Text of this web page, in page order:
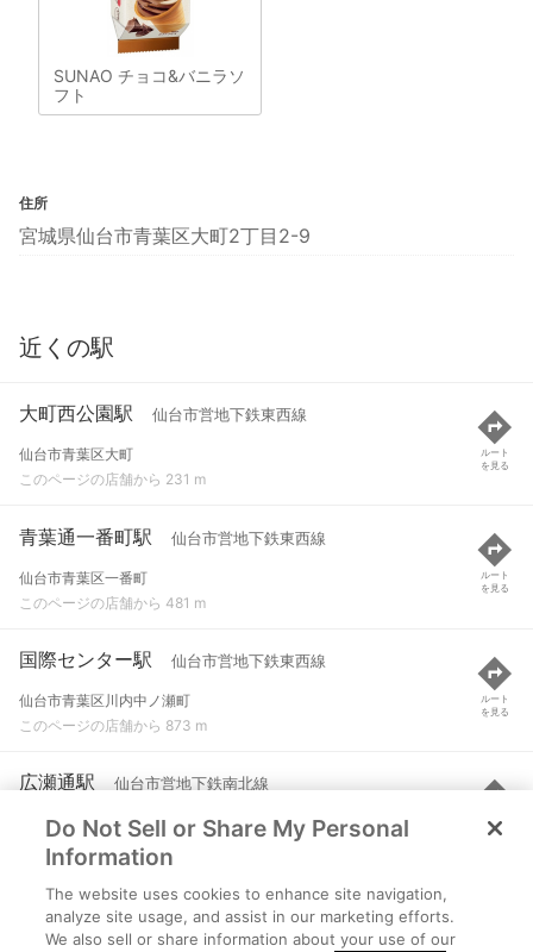
SUNAO チョコ&バニラソ
フト
住所
宮城県仙台市青葉区大町2丁目2-9
近くの駅
大町西公園駅 仙台市営地下鉄東西線
仙台市青葉区大町
このページの店舗から 231 m
ルート
を見る
青葉通一番町駅 仙台市営地下鉄東西線
仙台市青葉区一番町
このページの店舗から 481 m
ルート
を見る
国際センター駅 仙台市営地下鉄東西線
仙台市青葉区川内中ノ瀬町
このページの店舗から 873 m
ルート
を見る
広瀬通駅 仙台市営地下鉄南北線
仙台市青葉区中央２-１０-２２
このページの店舗から 900 m
ルート
を見る
勾当台公園駅 仙台市営地下鉄南北線
仙台市青葉区本町３-９-２
Do Not Sell or Share My Personal
Information
The website uses cookies to enhance site navigation,
analyze site usage, and assist in our marketing efforts.
We also sell or share information about your use of our